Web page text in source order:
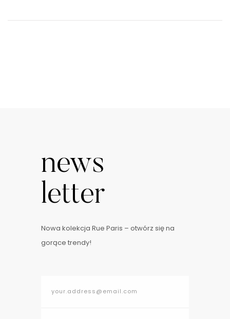
news
letter
Nowa kolekcja Rue Paris – otwórz się na
gorące trendy!